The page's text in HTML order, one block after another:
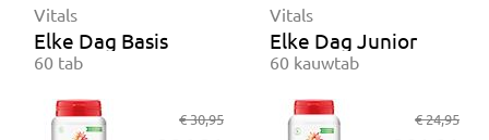
Vitals
Elke Dag Basis
60 tab
€ 30,95
Vitals
Elke Dag Junior
60 kauwtab
€ 24,95